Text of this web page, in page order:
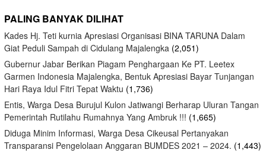
PALING BANYAK DILIHAT
Kades Hj. Teti kurnia Apresiasi Organisasi BINA TARUNA Dalam
Giat Peduli Sampah di Cidulang Majalengka (2,051)
Gubernur Jabar Berikan Piagam Penghargaan Ke PT. Leetex
Garmen Indonesia Majalengka, Bentuk Apresiasi Bayar Tunjangan
Hari Raya Idul Fitri Tepat Waktu (1,736)
Entis, Warga Desa Burujul Kulon Jatiwangi Berharap Uluran Tangan
Pemerintah Rutilahu Rumahnya Yang Ambruk !!! (1,665)
Diduga Minim Informasi, Warga Desa Cikeusal Pertanyakan
Transparansi Pengelolaan Anggaran BUMDES 2021 – 2024. (1,443)